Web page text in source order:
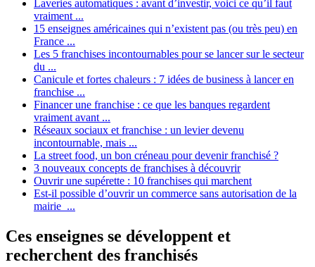
Laveries automatiques : avant d’investir, voici ce qu’il faut
vraiment ...
15 enseignes américaines qui n’existent pas (ou très peu) en
France ...
Les 5 franchises incontournables pour se lancer sur le secteur
du ...
Canicule et fortes chaleurs : 7 idées de business à lancer en
franchise ...
Financer une franchise : ce que les banques regardent
vraiment avant ...
Réseaux sociaux et franchise : un levier devenu
incontournable, mais ...
La street food, un bon créneau pour devenir franchisé ?
3 nouveaux concepts de franchises à découvrir
Ouvrir une supérette : 10 franchises qui marchent
Est-il possible d’ouvrir un commerce sans autorisation de la
mairie ...
Ces enseignes se développent et
recherchent des franchisés